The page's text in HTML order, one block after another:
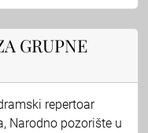
GRUPNE
repertoar
Narodno pozorište u